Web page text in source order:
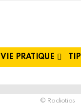
VIE PRATIQUE
© Radiotips